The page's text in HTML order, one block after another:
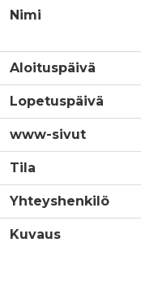
Nimi
Aloituspäivä
Lopetuspäivä
www-sivut
Tila
Yhteyshenkilö
Kuvaus